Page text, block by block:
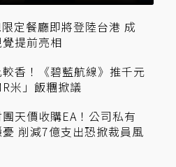
定餐廳即將登陸台港 成
提前亮相
香！《碧藍航線》推千元
米」飯糰掀議
天價收購EA！公司私有
削減7億支出恐掀裁員風